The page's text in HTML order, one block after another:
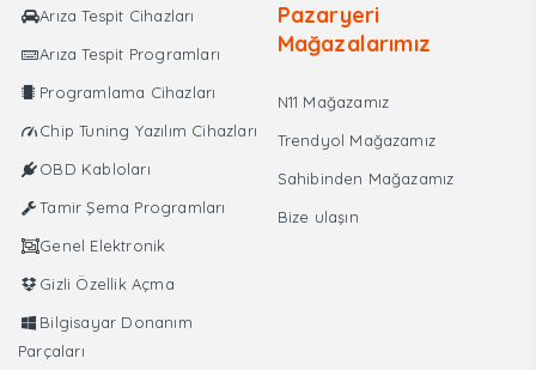
Arıza Tespit Cihazları
Arıza Tespit Programları
Programlama Cihazları
Chip Tuning Yazılım Cihazları
OBD Kabloları
Tamir Şema Programları
Genel Elektronik
Gizli Özellik Açma
Bilgisayar Donanım
Parçaları
Pazaryeri
Mağazalarımız
N11 Mağazamız
Trendyol Mağazamız
Sahibinden Mağazamız
Bize ulaşın